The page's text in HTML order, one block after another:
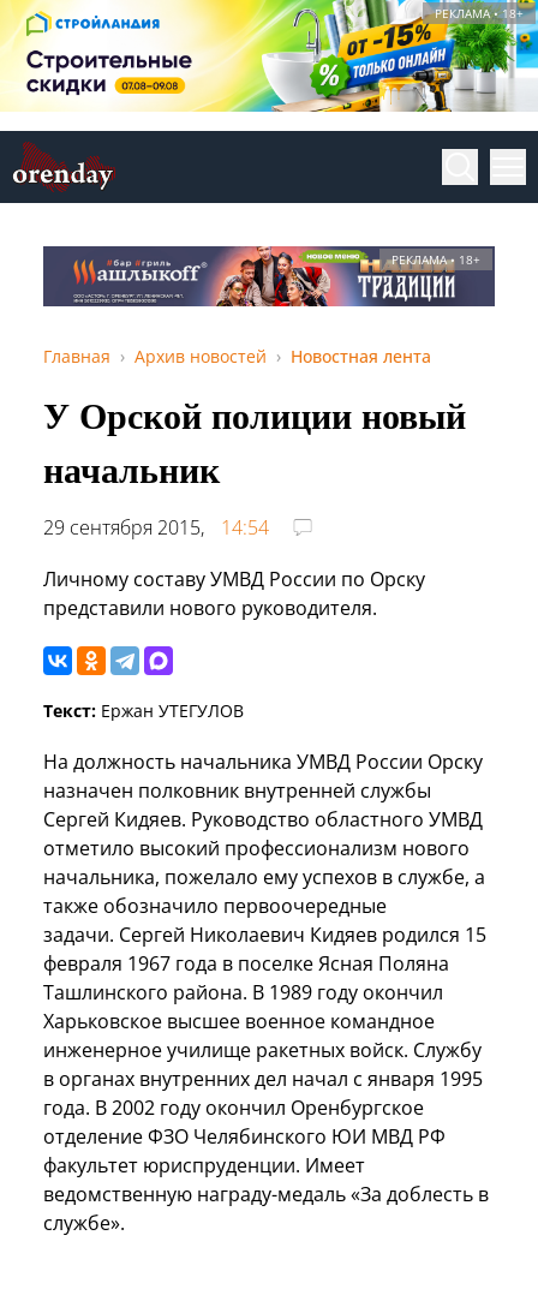
РЕКЛАМА • 18+
РЕКЛАМА • 18+
Главная Архив новостей Новостная лента
У Орской полиции новый
начальник
29 сентября 2015,
14:54
Личному составу УМВД России по Орску
представили нового руководителя.
Текст: Ержан УТЕГУЛОВ
На должность начальника УМВД России Орску
назначен полковник внутренней службы
Сергей Кидяев. Руководство областного УМВД
отметило высокий профессионализм нового
начальника, пожелало ему успехов в службе, а
также обозначило первоочередные
задачи. Сергей Николаевич Кидяев родился 15
февраля 1967 года в поселке Ясная Поляна
Ташлинского района. В 1989 году окончил
Харьковское высшее военное командное
инженерное училище ракетных войск. Службу
в органах внутренних дел начал с января 1995
года. В 2002 году окончил Оренбургское
отделение ФЗО Челябинского ЮИ МВД РФ
факультет юриспруденции. Имеет
ведомственную награду-медаль «За доблесть в
службе».